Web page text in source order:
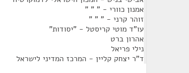
אמנון כוורי - " " "
זוהר קרני - " " "
עו"ד מוטי קריסטל - "יסודות"
אהרון ברט
נילי פריאל
ד"ר יצחק קליין - המרכז המדיני לישראל